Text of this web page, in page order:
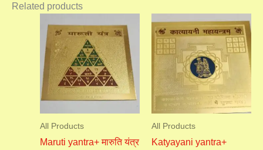
Related products
All Products
Maruti yantra+ मारुति यंत्र
range:
₹2,100.00
through
₹3,100.00
All Products
Katyayani yantra+
range: